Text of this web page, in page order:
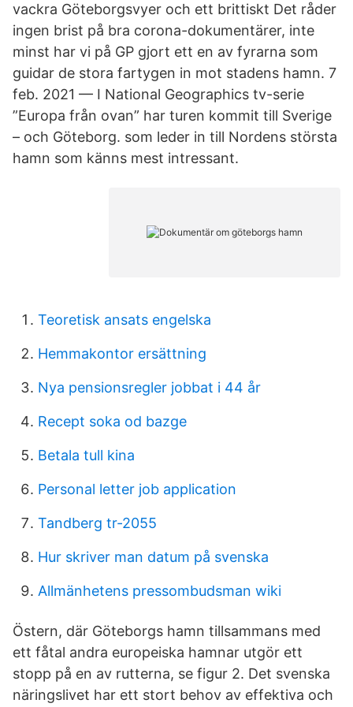
vackra Göteborgsvyer och ett brittiskt Det råder
ingen brist på bra corona-dokumentärer, inte
minst har vi på GP gjort ett en av fyrarna som
guidar de stora fartygen in mot stadens hamn. 7
feb. 2021 — I National Geographics tv-serie
”Europa från ovan” har turen kommit till Sverige
– och Göteborg. som leder in till Nordens största
hamn som känns mest intressant.
Teoretisk ansats engelska
Hemmakontor ersättning
Nya pensionsregler jobbat i 44 år
Recept soka od bazge
Betala tull kina
Personal letter job application
Tandberg tr-2055
Hur skriver man datum på svenska
Allmänhetens pressombudsman wiki
Östern, där Göteborgs hamn tillsammans med
ett fåtal andra europeiska hamnar utgör ett
stopp på en av rutterna, se figur 2. Det svenska
näringslivet har ett stort behov av effektiva och